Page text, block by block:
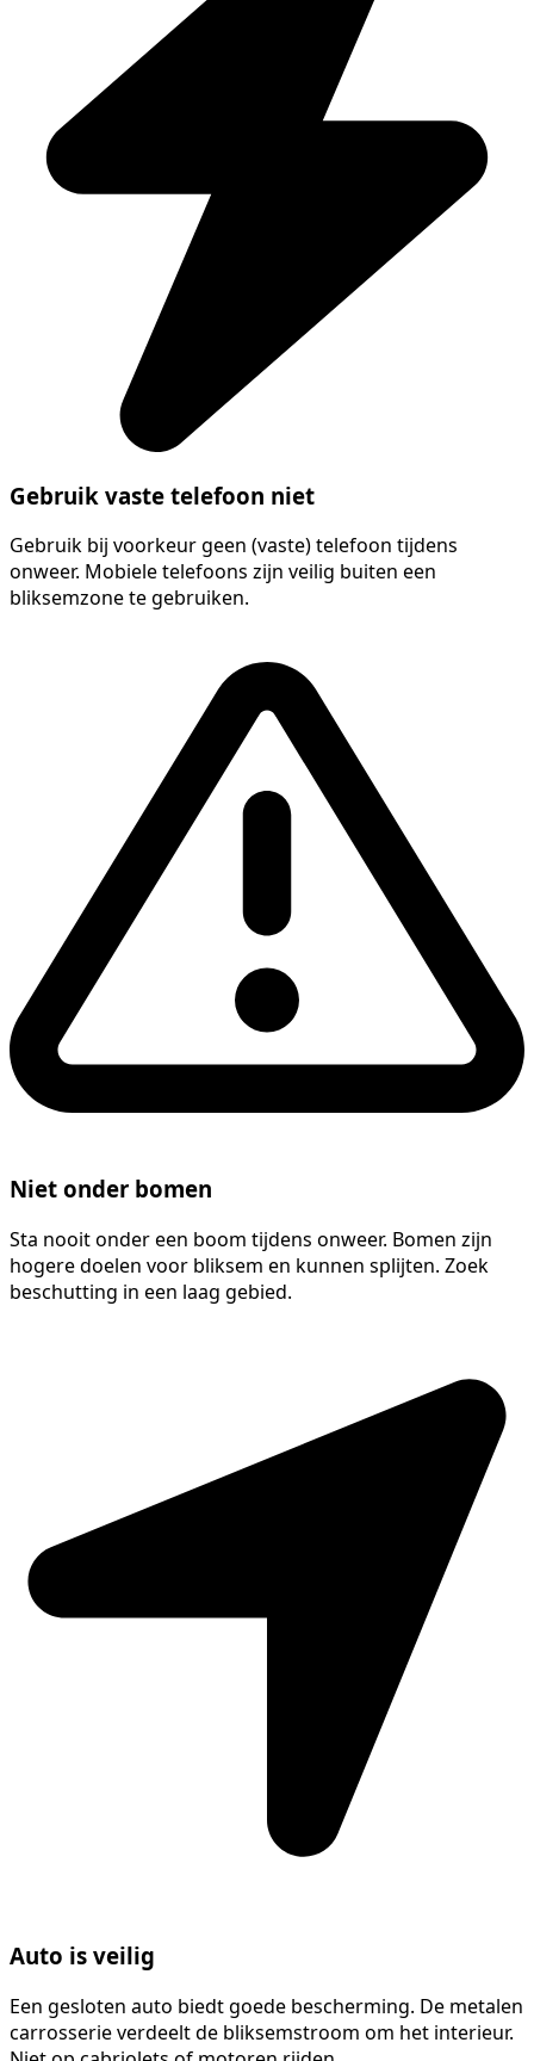
Gebruik vaste telefoon niet
Gebruik bij voorkeur geen (vaste) telefoon tijdens
onweer. Mobiele telefoons zijn veilig buiten een
bliksemzone te gebruiken.
Niet onder bomen
Sta nooit onder een boom tijdens onweer. Bomen zijn
hogere doelen voor bliksem en kunnen splijten. Zoek
beschutting in een laag gebied.
Auto is veilig
Een gesloten auto biedt goede bescherming. De metalen
carrosserie verdeelt de bliksemstroom om het interieur.